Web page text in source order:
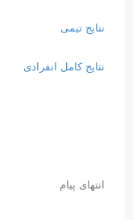
نتایج تیمی
نتایج کامل انفرادی
انتهای پیام